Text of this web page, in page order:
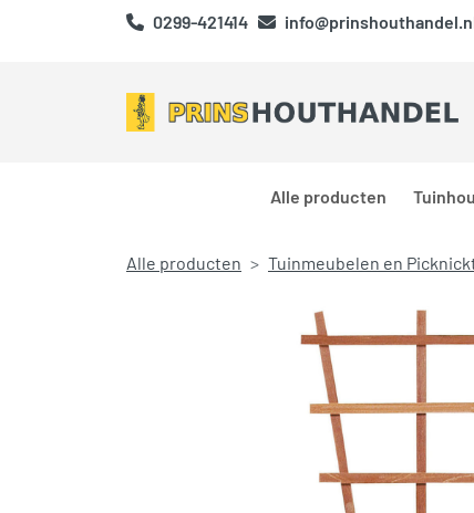
0299-421414
Alle producten
Alle producten Tuinmeubelen en